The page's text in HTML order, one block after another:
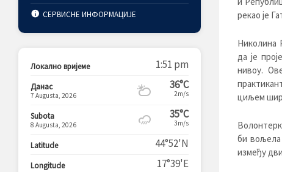
рекао је
Николина
да је
нивоу.
циљем
би
између
СЕРВИСНЕ ИНФОРМАЦИЈЕ
Локално вријеме 1:51 pm
Данас
7 Augusta, 2026
36°C
2m/s
Subota
8 Augusta, 2026
35°C
3m/s
Latitude 44°52'N
Longitude 17°39'E